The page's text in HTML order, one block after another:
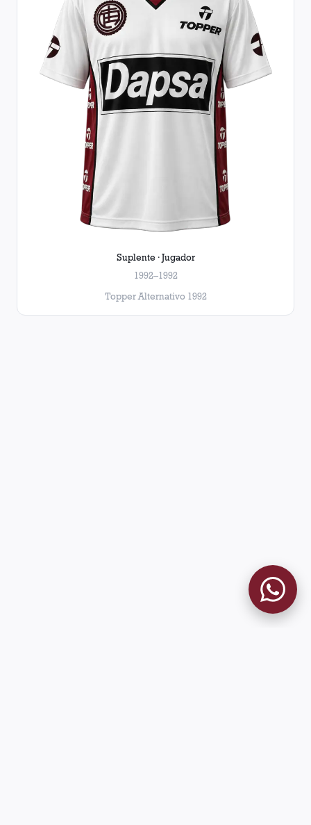
Suplente · Jugador
1992–1992
Topper Alternativo 1992